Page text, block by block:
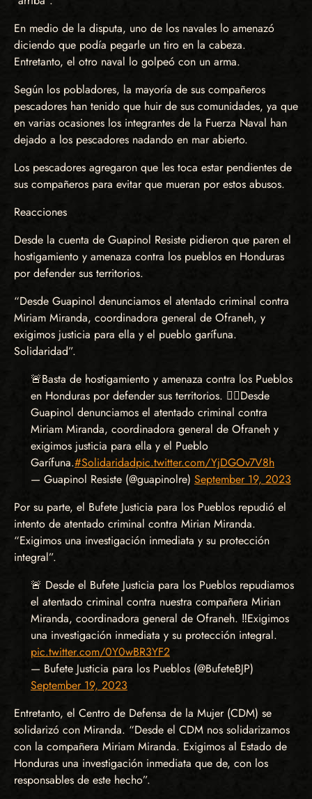
En medio de la disputa, uno de los navales lo amenazó
diciendo que podía pegarle un tiro en la cabeza.
Entretanto, el otro naval lo golpeó con un arma.
Según los pobladores, la mayoría de sus compañeros
pescadores han tenido que huir de sus comunidades, ya que
en varias ocasiones los integrantes de la Fuerza Naval han
dejado a los pescadores nadando en mar abierto.
Los pescadores agregaron que les toca estar pendientes de
sus compañeros para evitar que mueran por estos abusos.
Reacciones
Desde la cuenta de Guapinol Resiste pidieron que paren el
hostigamiento y amenaza contra los pueblos en Honduras
por defender sus territorios.
“Desde Guapinol denunciamos el atentado criminal contra
Miriam Miranda, coordinadora general de Ofraneh, y
exigimos justicia para ella y el pueblo garífuna.
Solidaridad”.
🚨Basta de hostigamiento y amenaza contra los Pueblos
en Honduras por defender sus territorios. ✊🏽Desde
Guapinol denunciamos el atentado criminal contra
Miriam Miranda, coordinadora general de Ofraneh y
exigimos justicia para ella y el Pueblo
Garífuna.#Solidaridadpic.twitter.com/YjDGOv7V8h
— Guapinol Resiste (@guapinolre) September 19, 2023
Por su parte, el Bufete Justicia para los Pueblos repudió el
intento de atentado criminal contra Mirian Miranda.
“Exigimos una investigación inmediata y su protección
integral”.
🚨 Desde el Bufete Justicia para los Pueblos repudiamos
el atentado criminal contra nuestra compañera Mirian
Miranda, coordinadora general de Ofraneh. ‼️Exigimos
una investigación inmediata y su protección integral.
pic.twitter.com/0Y0wBR3YF2
— Bufete Justicia para los Pueblos (@BufeteBJP)
September 19, 2023
Entretanto, el Centro de Defensa de la Mujer (CDM) se
solidarizó con Miranda. “Desde el CDM nos solidarizamos
con la compañera Miriam Miranda. Exigimos al Estado de
Honduras una investigación inmediata que de, con los
responsables de este hecho”.